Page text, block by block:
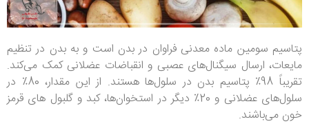
پتاسیم سومین ماده معدنی فراوان در بدن است و به بدن در تنظیم
مایعات، ارسال سیگنال‌های عصبی و انقباضات عضلانی کمک می‌کند.
تقریباً 98٪ پتاسیم بدن در سلول‌ها هستند. از این مقدار، 80٪ در
سلول‌های عضلانی و 20٪ دیگر در استخوان‌ها، کبد و گلبول های قرمز
خون می‌باشند.